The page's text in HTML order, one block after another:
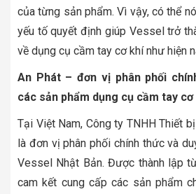
của từng sản phẩm. Vì vậy, có thể
yếu tố quyết định giúp Vessel trở
về dụng cụ cầm tay cơ khí như hiện
An Phát – đơn vị phân phối
các sản phẩm dụng cụ cầm tay
Tại Việt Nam, Công ty TNHH Thiết
là đơn vị phân phối chính thức và
Vessel Nhật Bản. Được thành lập
cam kết cung cấp các sản phẩm